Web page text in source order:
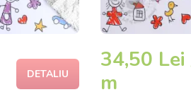
DETALIU
34,50 Lei
m